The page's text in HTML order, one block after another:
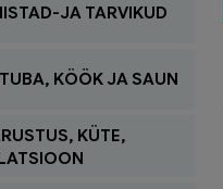
JA TARVIKUD
KÖÖK JA SAUN
KÜTE,